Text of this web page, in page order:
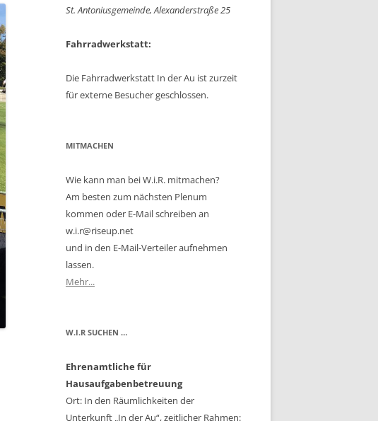
St. Antoniusgemeinde, Alexanderstraße 25
Fahrradwerkstatt:
Die Fahrradwerkstatt In der Au ist zurzeit
für externe Besucher geschlossen.
MITMACHEN
Wie kann man bei W.i.R. mitmachen?
Am besten zum nächsten Plenum
kommen oder E-Mail schreiben an
w.i.r@riseup.net
und in den E-Mail-Verteiler aufnehmen
lassen.
Mehr...
W.I.R SUCHEN …
Ehrenamtliche für
Hausaufgabenbetreuung
Ort: In den Räumlichkeiten der
Unterkunft „In der Au“, zeitlicher Rahmen: